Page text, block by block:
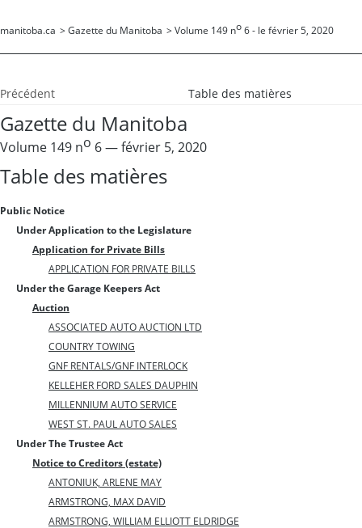
manitoba.ca > Gazette du Manitoba > Volume 149 no 6 - le février 5, 2020
Précédent Table des matières
Gazette du Manitoba
Volume 149 no 6 — février 5, 2020
Table des matières
Public Notice
Under Application to the Legislature
Application for Private Bills
APPLICATION FOR PRIVATE BILLS
Under the Garage Keepers Act
Auction
ASSOCIATED AUTO AUCTION LTD
COUNTRY TOWING
GNF RENTALS/GNF INTERLOCK
KELLEHER FORD SALES DAUPHIN
MILLENNIUM AUTO SERVICE
WEST ST. PAUL AUTO SALES
Under The Trustee Act
Notice to Creditors (estate)
ANTONIUK, ARLENE MAY
ARMSTRONG, MAX DAVID
ARMSTRONG, WILLIAM ELLIOTT ELDRIDGE